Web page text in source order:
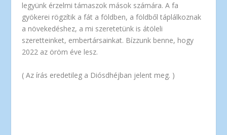
legyünk érzelmi támaszok mások számára. A fa
gyökerei rögzítik a fát a földben, a földből táplálkoznak
a növekedéshez, a mi szeretetünk is átöleli
szeretteinket, embertársainkat. Bízzunk benne, hogy
2022 az öröm éve lesz.
( Az írás eredetileg a Diósdhéjban jelent meg. )